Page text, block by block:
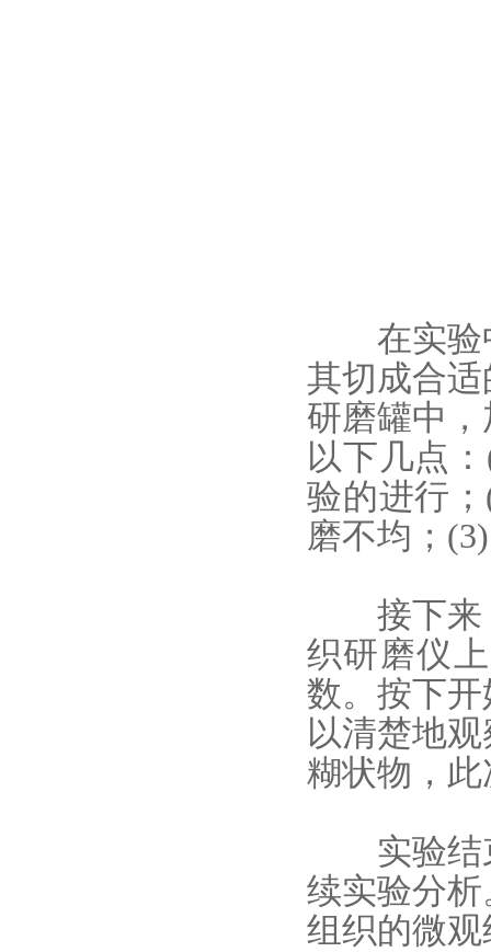
在实验中
其切成合
研磨罐中
以下几点
验的进行
磨不均；
接下来，
织研磨仪
数。按下
以清楚地
糊状物，
实验结束
续实验分
组织的微